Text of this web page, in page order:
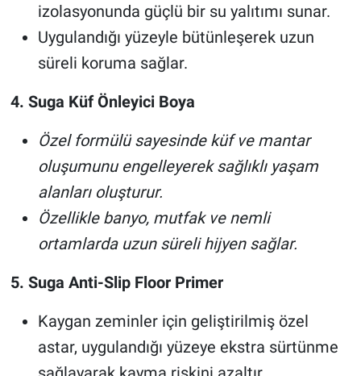
izolasyonunda güçlü bir su yalıtımı sunar.
Uygulandığı yüzeyle bütünleşerek uzun
süreli koruma sağlar.
4. Suga Küf Önleyici Boya
Özel formülü sayesinde küf ve mantar
oluşumunu engelleyerek sağlıklı yaşam
alanları oluşturur.
Özellikle banyo, mutfak ve nemli
ortamlarda uzun süreli hijyen sağlar.
5. Suga Anti-Slip Floor Primer
Kaygan zeminler için geliştirilmiş özel
astar, uygulandığı yüzeye ekstra sürtünme